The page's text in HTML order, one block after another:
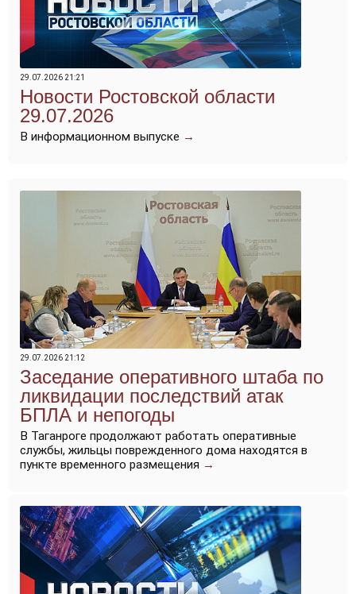
29.07.2026 21:21
Новости Ростовской области
29.07.2026
В информационном выпуске →
29.07.2026 21:12
Заседание оперативного штаба по
ликвидации последствий атак
БПЛА и непогоды
В Таганроге продолжают работать оперативные
службы, жильцы поврежденного дома находятся в
пункте временного размещения →